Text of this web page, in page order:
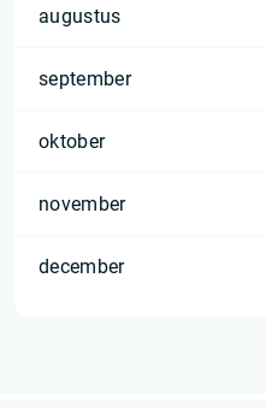
augustus
september
oktober
november
december